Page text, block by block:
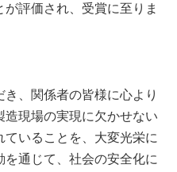
評価され、受賞に至りま
き、関係者の皆様に心より
現場の実現に欠かせない
いることを、大変光栄に
通じて、社会の安全化に